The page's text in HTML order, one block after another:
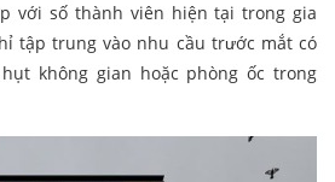
với số thành viên hiện tại trong gia
tập trung vào nhu cầu trước mắt có
không gian hoặc phòng ốc trong